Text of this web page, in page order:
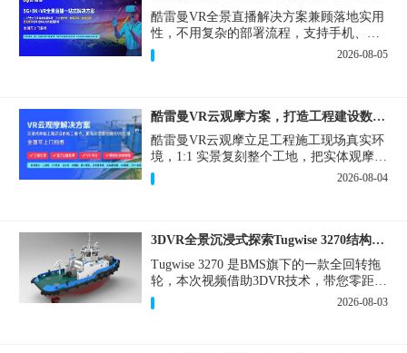
酷雷曼VR全景直播解决方案兼顾落地实用
性，不用复杂的部署流程，支持手机、网
页多端访问，解决各行各业 “看得见、信
得过、降成本、提转化” 的实际难题。
2026-08-05
酷雷曼VR云观摩方案，打造工程建设数字化观摩新范式
酷雷曼VR云观摩立足工程施工现场真实环
境，1:1 实景复刻整个工地，把实体观摩会
完整搬到云端线上，兼顾线下实体观摩与
线上云观摩双重需求，为施工单位、建设
2026-08-04
3DVR全景沉浸式探索Tugwise 3270结构一览
Tugwise 3270 是BMS旗下的一款全回转拖
轮，本次视频借助3DVR技术，带您零距离
透视这艘拖轮的内外构造，沉浸式探索每
一处细节。
2026-08-03